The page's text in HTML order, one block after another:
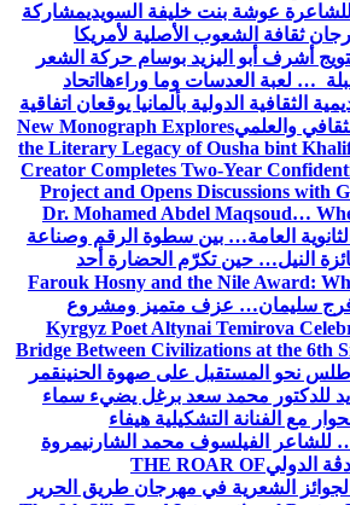
عوشة بنت خليفة السويديمشاركة
ثقافة الشعوب الأصلية لأمريكا
أشرف أبو اليزيد بوسام حركة الشعر
… لعبة العدسات وما وراءها اتحاد
الثقافية الدولية بألمانيا يوقعان اتفاقية
والعلميNew Monograph Explores
the Literary Legacy of Ousha bint
Creator Completes Two-Year
Project and Opens Discussions with
Dr. Mohamed Abdel Maqsoud…
الثانوية العامة… بين سطوة الرقم وصناعة
النيل… حين تكرّم الحضارة أحد
Farouk Hosny and the Nile Award:
سليمان… عزف متميز ومشروع
Kyrgyz Poet Altynai Temirova
Bridge Between Civilizations at the 6th
نحو المستقبل على صهوة الحنينقمر
للدكتور محمد سعد برغل يضيء سماء
حوار مع الفنانة التشكيلية هيفاء
للشاعر الفيلسوف محمد الشارنيمروة
الدوليTHE ROAR OF
الشعرية في مهرجان طريق الحرير